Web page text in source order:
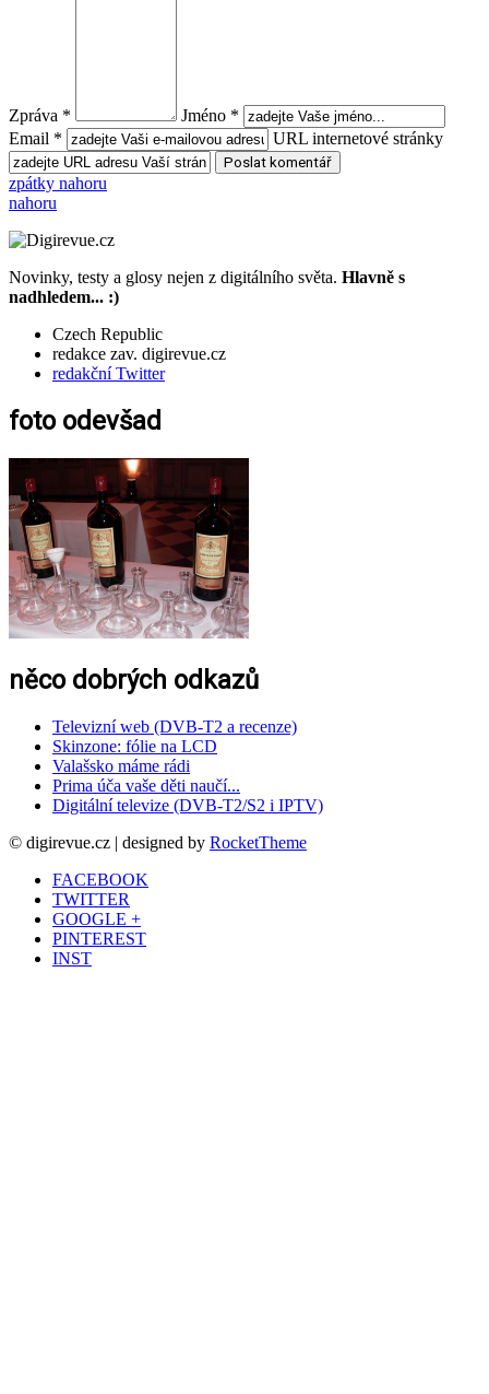
Zpráva *
Jméno *
Email *
URL internetové stránky
zpátky nahoru
nahoru
Novinky, testy a glosy nejen z digitálního světa. Hlavně s
nadhledem... :)
Czech Republic
redakce zav. digirevue.cz
redakční Twitter
foto odevšad
něco dobrých odkazů
Televizní web (DVB-T2 a recenze)
Skinzone: fólie na LCD
Valašsko máme rádi
Prima úča vaše děti naučí...
Digitální televize (DVB-T2/S2 i IPTV)
© digirevue.cz | designed by RocketTheme
FACEBOOK
TWITTER
GOOGLE +
PINTEREST
INST